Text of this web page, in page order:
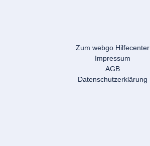
Zum webgo Hilfecenter
Impressum
AGB
Datenschutzerklärung